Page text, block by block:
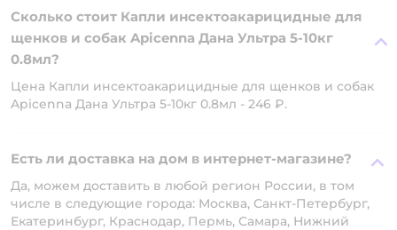
Сколько стоит Капли инсектоакарицидные для
щенков и собак Apicenna Дана Ультра 5-10кг
0.8мл?
Цена Капли инсектоакарицидные для щенков и собак
Apicenna Дана Ультра 5-10кг 0.8мл - 246 ₽.
Есть ли доставка на дом в интернет-магазине?
Да, можем доставить в любой регион России, в том
числе в следующие города: Москва, Санкт-Петербург,
Екатеринбург, Краснодар, Пермь, Самара, Нижний